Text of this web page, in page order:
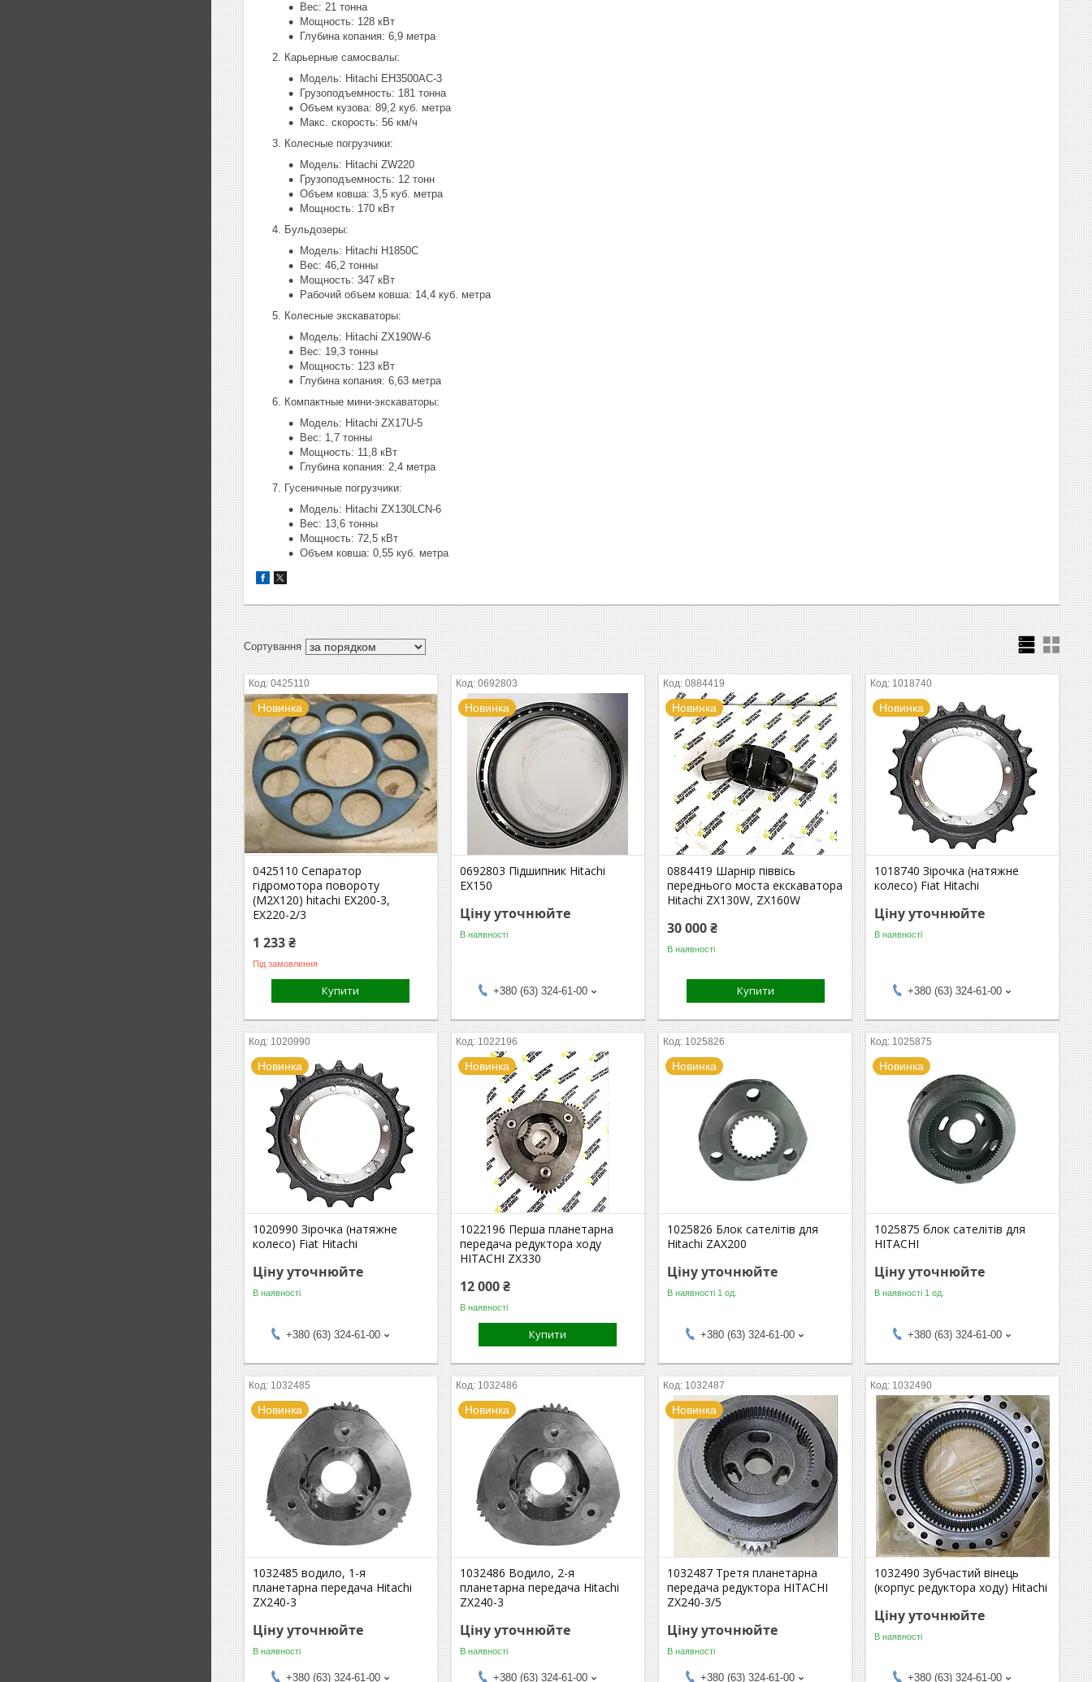
Вес: 21 тонна
Мощность: 128 кВт
Глубина копания: 6,9 метра
Карьерные самосвалы:
Модель: Hitachi EH3500AC-3
Грузоподъемность: 181 тонна
Объем кузова: 89,2 куб. метра
Макс. скорость: 56 км/ч
Колесные погрузчики:
Модель: Hitachi ZW220
Грузоподъемность: 12 тонн
Объем ковша: 3,5 куб. метра
Мощность: 170 кВт
Бульдозеры:
Модель: Hitachi H1850C
Вес: 46,2 тонны
Мощность: 347 кВт
Рабочий объем ковша: 14,4 куб. метра
Колесные экскаваторы:
Модель: Hitachi ZX190W-6
Вес: 19,3 тонны
Мощность: 123 кВт
Глубина копания: 6,63 метра
Компактные мини-экскаваторы:
Модель: Hitachi ZX17U-5
Вес: 1,7 тонны
Мощность: 11,8 кВт
Глубина копания: 2,4 метра
Гусеничные погрузчики:
Модель: Hitachi ZX130LCN-6
Вес: 13,6 тонны
Мощность: 72,5 кВт
Объем ковша: 0,55 куб. метра
0425110
Новинка
0425110 Сепаратор
гідромотора повороту
(M2X120) hitachi EX200-3,
EX220-2/3
1 233 ₴
Під замовлення
Купити
0692803
Новинка
0692803 Підшипник Hitachi
EX150
Ціну уточнюйте
В наявності
+380 (63) 324-61-00
0884419
Новинка
0884419 Шарнір піввісь
переднього моста екскаватора
Hitachi ZX130W, ZX160W
30 000 ₴
В наявності
Купити
1018740
Новинка
1018740 Зірочка (натяжне
колесо) Fiat Hitachi
Ціну уточнюйте
В наявності
+380 (63) 324-61-00
1020990
Новинка
1020990 Зірочка (натяжне
колесо) Fiat Hitachi
Ціну уточнюйте
В наявності
+380 (63) 324-61-00
1022196
Новинка
1022196 Перша планетарна
передача редуктора ходу
HITACHI ZX330
12 000 ₴
В наявності
Купити
1025826
Новинка
1025826 Блок сателітів для
Hitachi ZAX200
Ціну уточнюйте
В наявності 1 од.
+380 (63) 324-61-00
1025875
Новинка
1025875 блок сателітів для
HITACHI
Ціну уточнюйте
В наявності 1 од.
+380 (63) 324-61-00
1032485
Новинка
1032485 водило, 1-я
планетарна передача Hitachi
ZX240-3
Ціну уточнюйте
В наявності
+380 (63) 324-61-00
1032486
Новинка
1032486 Водило, 2-я
планетарна передача Hitachi
ZX240-3
Ціну уточнюйте
В наявності
+380 (63) 324-61-00
1032487
Новинка
1032487 Третя планетарна
передача редуктора HITACHI
ZX240-3/5
Ціну уточнюйте
В наявності
+380 (63) 324-61-00
1032490
1032490 Зубчастий вінець
(корпус редуктора ходу) Hitachi
Ціну уточнюйте
В наявності
+380 (63) 324-61-00